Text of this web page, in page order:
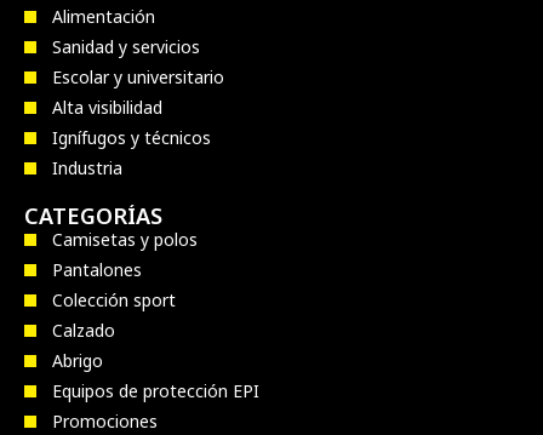
Alimentación
Sanidad y servicios
Escolar y universitario
Alta visibilidad
Ignífugos y técnicos
Industria
CATEGORÍAS
Camisetas y polos
Pantalones
Colección sport
Calzado
Abrigo
Equipos de protección EPI
Promociones